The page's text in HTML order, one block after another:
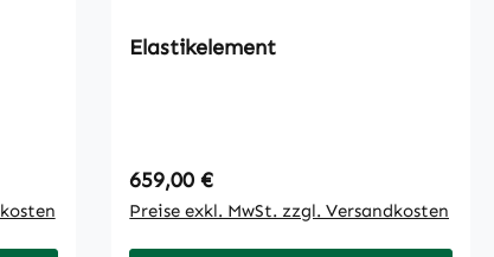
Elastikelement
Regulärer Preis:
659,00 €
Preise exkl. MwSt. zzgl. Versandkosten